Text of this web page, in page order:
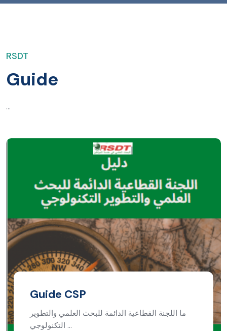
RSDT
Guide
...
Guide CSP
ما اللجنة القطاعية الدائمة للبحث العلمي والتطوير
التكنولوجي …